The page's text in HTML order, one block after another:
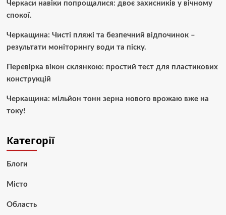
Черкаси навіки попрощалися: двоє захисників у вічному
спокої.
Черкащина: Чисті пляжі та безпечний відпочинок –
результати моніторингу води та піску.
Перевірка вікон склянкою: простий тест для пластикових
конструкцій
Черкащина: мільйон тонн зерна нового врожаю вже на
току!
Категорії
Блоги
Місто
Область